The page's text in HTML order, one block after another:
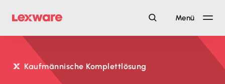
Menü
Kaufmännische Komplettlösung